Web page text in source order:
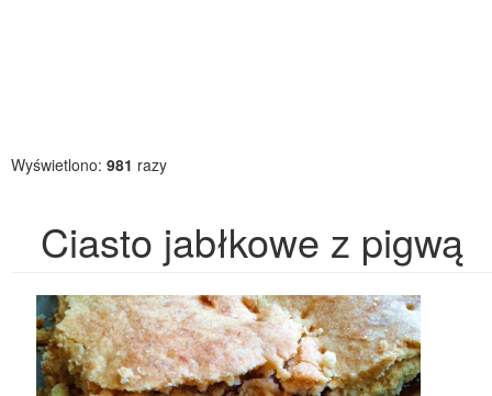
Wyświetlono: 981 razy
Ciasto jabłkowe z pigwą